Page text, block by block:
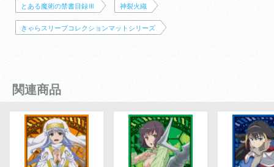
とある魔術の禁書目録Ⅲ 神裂火織
きゃらスリーブコレクションマットシリーズ
関連商品